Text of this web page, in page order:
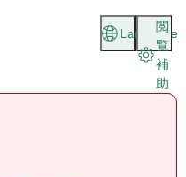
閲
覧
補
助
Language